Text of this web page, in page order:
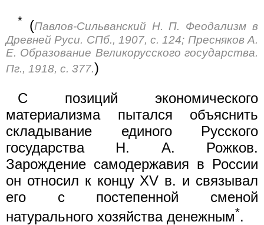
* (Павлов-Сильванский Н. П. Феодализм в
Древней Руси. СПб., 1907, с. 124; Пресняков А.
Е. Образование Великорусского государства.
Пг., 1918, с. 377.)
С позиций экономического
материализма пытался объяснить
складывание единого Русского
государства Н. А. Рожков.
Зарождение самодержавия в России
он относил к концу XV в. и связывал
его с постепенной сменой
натурального хозяйства денежным*.